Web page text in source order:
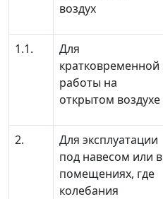
воздух
1.1.
Для
кратковременной
работы на
открытом воздухе
2.
Для эксплуатации
под навесом или в
помещениях, где
колебания